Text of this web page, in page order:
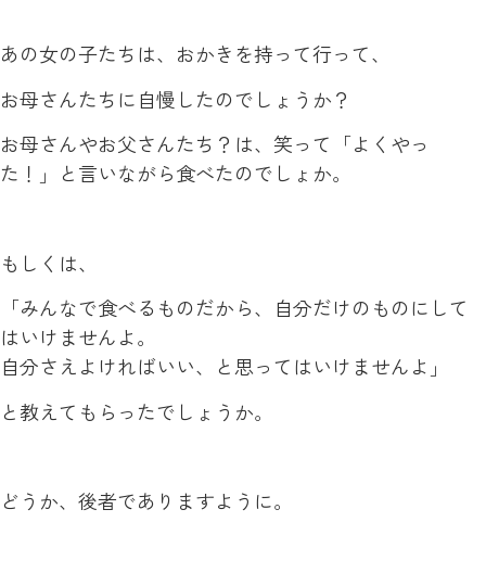
あの女の子たちは、おかきを持って行って、
お母さんたちに自慢したのでしょうか？
お母さんやお父さんたち？は、笑って「よくやっ
た！」と言いながら食べたのでしょか。
もしくは、
「みんなで食べるものだから、自分だけのものにして
はいけませんよ。
自分さえよければいい、と思ってはいけませんよ」
と教えてもらったでしょうか。
どうか、後者でありますように。